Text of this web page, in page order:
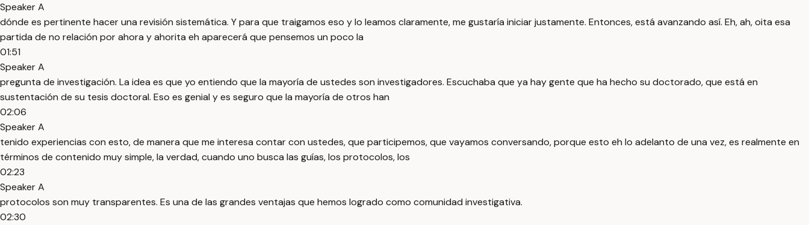
Speaker A
dónde es pertinente hacer una revisión sistemática. Y para que traigamos eso y lo leamos claramente, me gustaría iniciar justamente. Entonces, está avanzando así. Eh, ah, oita esa
partida de no relación por ahora y ahorita eh aparecerá que pensemos un poco la
01:51
Speaker A
pregunta de investigación. La idea es que yo entiendo que la mayoría de ustedes son investigadores. Escuchaba que ya hay gente que ha hecho su doctorado, que está en
sustentación de su tesis doctoral. Eso es genial y es seguro que la mayoría de otros han
02:06
Speaker A
tenido experiencias con esto, de manera que me interesa contar con ustedes, que participemos, que vayamos conversando, porque esto eh lo adelanto de una vez, es realmente en
términos de contenido muy simple, la verdad, cuando uno busca las guías, los protocolos, los
02:23
Speaker A
protocolos son muy transparentes. Es una de las grandes ventajas que hemos logrado como comunidad investigativa.
02:30